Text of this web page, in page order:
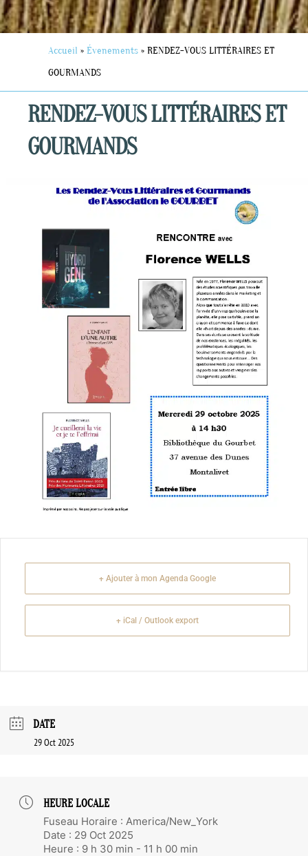
Accueil » Évenements » RENDEZ-VOUS LITTÉRAIRES ET
GOURMANDS
RENDEZ-VOUS LITTÉRAIRES ET
GOURMANDS
+ Ajouter à mon Agenda Google
+ iCal / Outlook export
DATE
29 Oct 2025
HEURE LOCALE
Fuseau Horaire : America/New_York
Date : 29 Oct 2025
Heure : 9 h 30 min - 11 h 00 min